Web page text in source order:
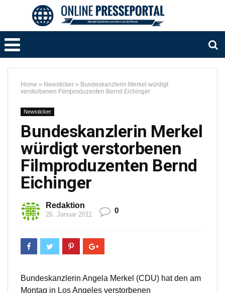
Home » Newsticker » Bundeskanzlerin Merkel würdigt
verstorbenen Filmproduzenten Bernd Eichinger
Newsticker
Bundeskanzlerin Merkel
würdigt verstorbenen
Filmproduzenten Bernd
Eichinger
Redaktion
26. Januar 2011 0
Bundeskanzlerin Angela Merkel (CDU) hat den am
Montag in Los Angeles verstorbenen